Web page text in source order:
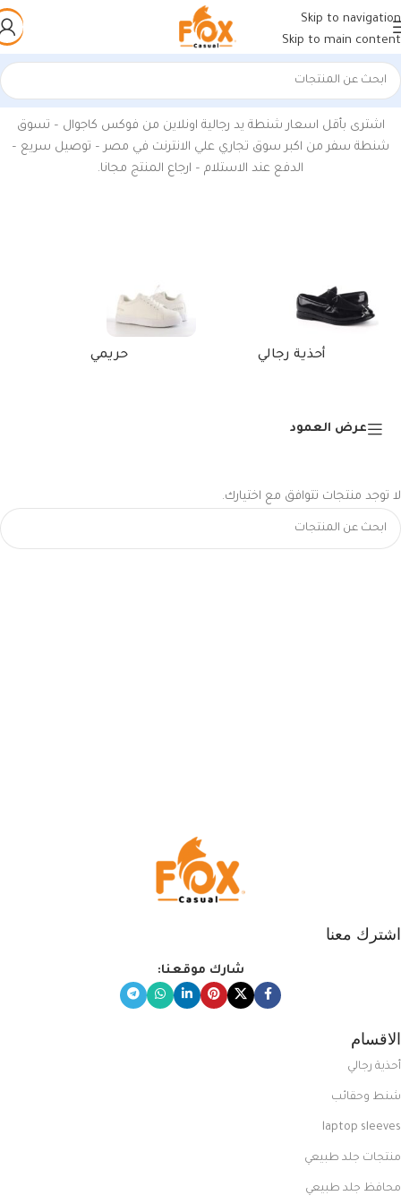
Skip to navigation
Skip to main content
الرئيسية/منتجات تحت الوسم “شنطة يد رجالية”
اشترى بأقل اسعار شنطة يد رجالية اونلاين من فوكس كاجوال – تسوق
شنطة سفر من اكبر سوق تجاري علي الانترنت في مصر – توصيل سريع –
الدفع عند الاستلام – ارجاع المنتج مجانا.
أحذية رجالي حريمي
عرض العمود
لا توجد منتجات تتوافق مع اختيارك.
اشترك معنا
شارك موقعنا:
الاقسام
أحذية رجالي
شنط وحقائب
laptop sleeves
منتجات جلد طبيعي
محافظ جلد طبيعي